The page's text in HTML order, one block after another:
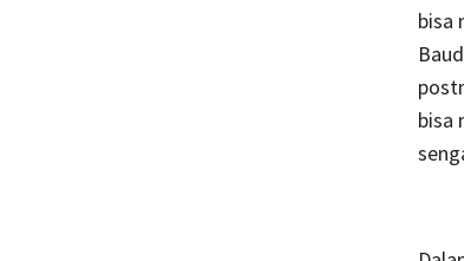
bisa
bisa